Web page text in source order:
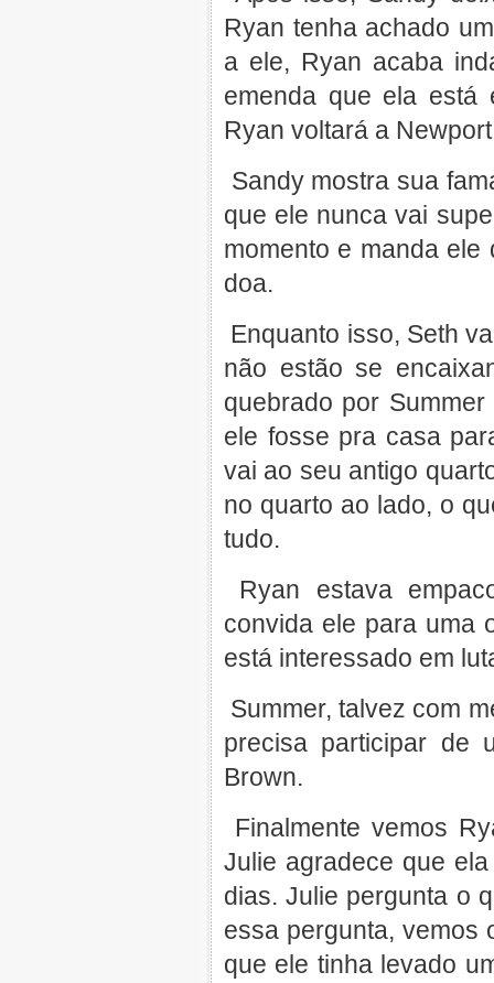
Ryan tenha achado
a ele, Ryan acaba
emenda que ela está
Ryan voltará a
Sandy mostra sua
que ele nunca vai
momento e manda
doa.
Enquanto isso, Seth
não estão se
quebrado por
ele fosse pra casa
vai ao seu antigo
no quarto ao lado, o
tudo.
Ryan estava
convida ele para uma
está interessado em
Summer, talvez com
precisa participar de
Brown.
Finalmente vemos
Julie agradece que
dias. Julie pergunta o
essa pergunta, vemos
que ele tinha levado